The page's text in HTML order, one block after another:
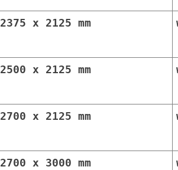
2375 x 2125 mm
2500 x 2125 mm
2700 x 2125 mm
2700 x 3000 mm